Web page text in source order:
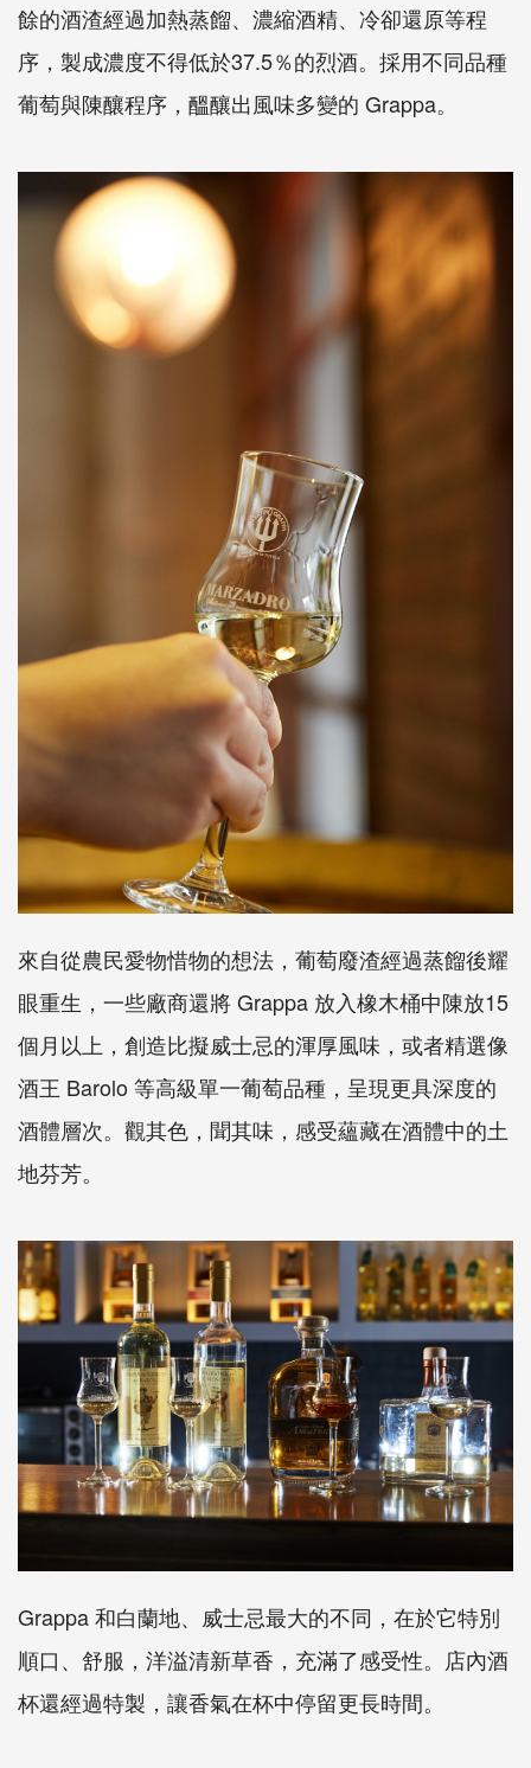
餘的酒渣經過加熱蒸餾、濃縮酒精、冷卻還原等程
序，製成濃度不得低於37.5％的烈酒。採用不同品種
葡萄與陳釀程序，醞釀出風味多變的 Grappa。
來自從農民愛物惜物的想法，葡萄廢渣經過蒸餾後耀
眼重生，一些廠商還將 Grappa 放入橡木桶中陳放15
個月以上，創造比擬威士忌的渾厚風味，或者精選像
酒王 Barolo 等高級單一葡萄品種，呈現更具深度的
酒體層次。觀其色，聞其味，感受蘊藏在酒體中的土
地芬芳。
Grappa 和白蘭地、威士忌最大的不同，在於它特別
順口、舒服，洋溢清新草香，充滿了感受性。店內酒
杯還經過特製，讓香氣在杯中停留更長時間。